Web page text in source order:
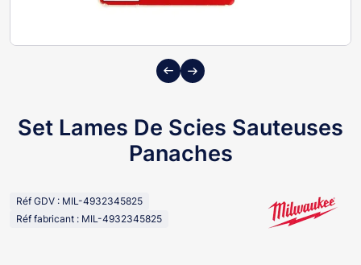
Previous
Next
Set Lames De Scies Sauteuses
Panaches
Réf GDV : MIL-4932345825
Réf fabricant : MIL-4932345825